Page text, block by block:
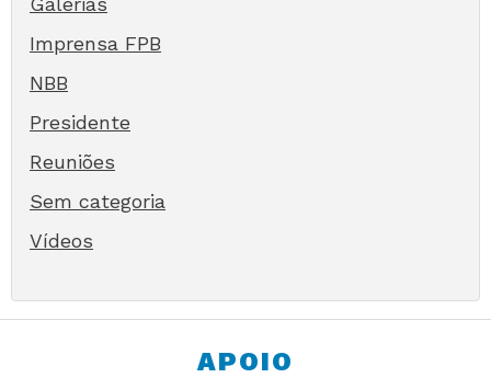
Imprensa FPB
NBB
Presidente
Reuniões
Sem categoria
Vídeos
APOIO